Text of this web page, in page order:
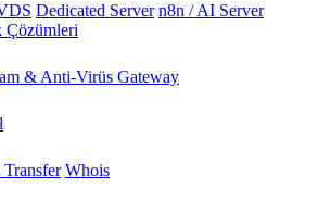
Dedicated Server n8n / AI Server
Çözümleri
& Anti-Virüs Gateway
Whois